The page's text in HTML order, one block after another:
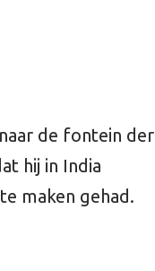
de fontein der
hij in India
maken gehad.